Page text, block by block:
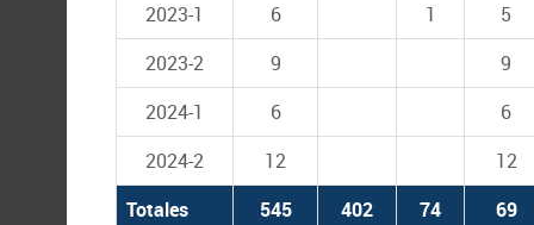
2023-1
6 1
5
2023-2
9
9
2024-1
6
6
2024-2
12
12
Totales
545 402 74 69